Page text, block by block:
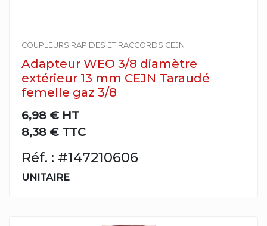
COUPLEURS RAPIDES ET RACCORDS CEJN
Adapteur WEO 3/8 diamètre
extérieur 13 mm CEJN Taraudé
femelle gaz 3/8
6,98 € HT
8,38 € TTC
Réf. : #147210606
UNITAIRE